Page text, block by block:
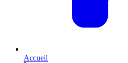
Accueil